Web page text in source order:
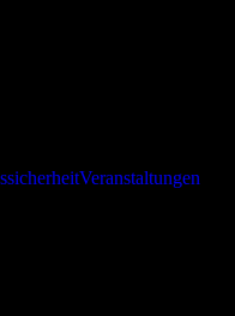
Veranstaltungen